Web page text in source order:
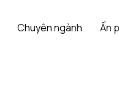
Chuyên ngành Ấn